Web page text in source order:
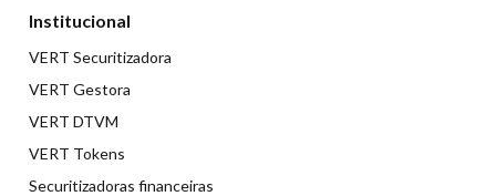
Institucional
VERT Securitizadora
VERT Gestora
VERT DTVM
VERT Tokens
Securitizadoras financeiras